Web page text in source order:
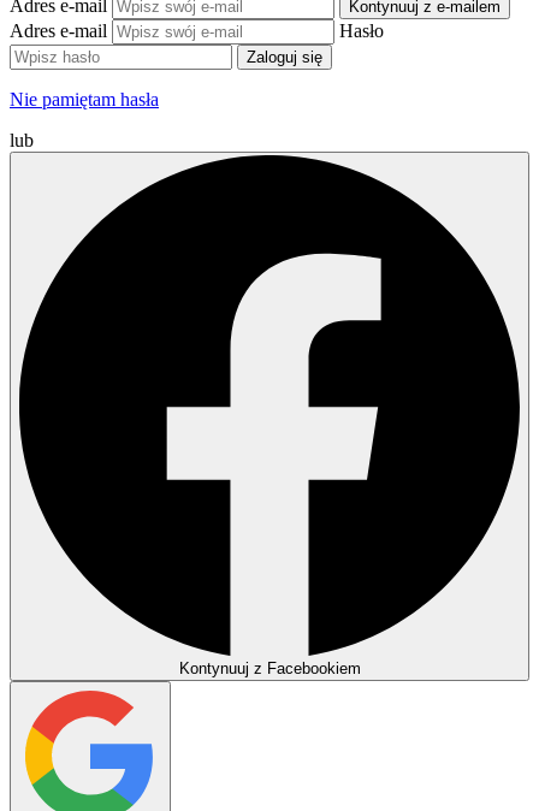
Adres e-mail
Kontynuuj z e-mailem
Adres e-mail Hasło
Zaloguj się
Nie pamiętam hasła
lub
Kontynuuj z Facebookiem